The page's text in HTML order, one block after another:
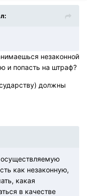
незаконной
и попасть на штраф?
должны
осуществляемую
как незаконную,
какая
в качестве